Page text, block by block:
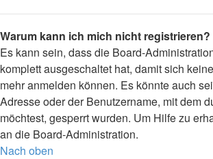
Warum kann ich mich nicht registrieren?
Es kann sein, dass die Board-
komplett ausgeschaltet hat, damit sich
mehr anmelden können. Es könnte auch
Adresse oder der Benutzername, mit dem
möchtest, gesperrt wurden. Um Hilfe zu
an die Board-Administration.
Nach oben